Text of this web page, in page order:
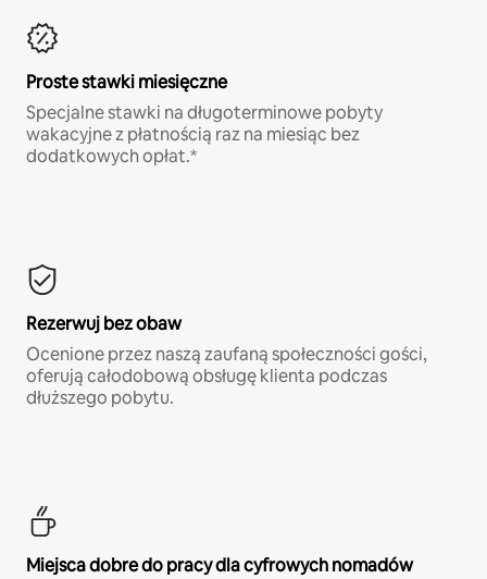
Proste stawki miesięczne
Specjalne stawki na długoterminowe pobyty
wakacyjne z płatnością raz na miesiąc bez
dodatkowych opłat.*
Rezerwuj bez obaw
Ocenione przez naszą zaufaną społeczności gości,
oferują całodobową obsługę klienta podczas
dłuższego pobytu.
Miejsca dobre do pracy dla cyfrowych nomadów